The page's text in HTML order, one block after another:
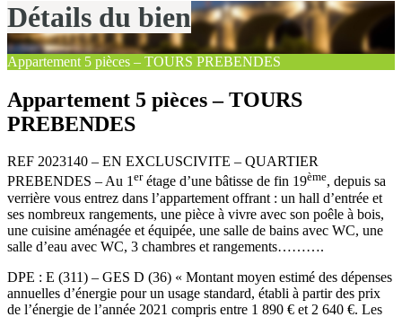
Détails du bien
Appartement 5 pièces – TOURS PREBENDES
Appartement 5 pièces – TOURS
PREBENDES
REF 2023140 – EN EXCLUSCIVITE – QUARTIER
PREBENDES – Au 1erétage d’une bâtisse de fin 19ème, depuis sa
verrière vous entrez dans l’appartement offrant : un hall d’entrée et
ses nombreux rangements, une pièce à vivre avec son poêle à bois,
une cuisine aménagée et équipée, une salle de bains avec WC, une
salle d’eau avec WC, 3 chambres et rangements……….
DPE : E (311) – GES D (36) « Montant moyen estimé des dépenses
annuelles d’énergie pour un usage standard, établi à partir des prix
de l’énergie de l’année 2021 compris entre 1 890 € et 2 640 €. Les